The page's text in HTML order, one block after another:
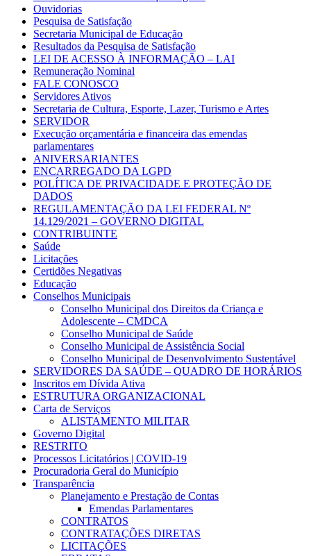
Ouvidorias
Pesquisa de Satisfação
Secretaria Municipal de Educação
Resultados da Pesquisa de Satisfação
LEI DE ACESSO À INFORMAÇÃO – LAI
Remuneração Nominal
FALE CONOSCO
Servidores Ativos
Secretaria de Cultura, Esporte, Lazer, Turismo e Artes
SERVIDOR
Execução orçamentária e financeira das emendas
parlamentares
ANIVERSARIANTES
ENCARREGADO DA LGPD
POLÍTICA DE PRIVACIDADE E PROTEÇÃO DE
DADOS
REGULAMENTAÇÃO DA LEI FEDERAL Nº
14.129/2021 – GOVERNO DIGITAL
CONTRIBUINTE
Saúde
Licitações
Certidões Negativas
Educação
Conselhos Municipais
Conselho Municipal dos Direitos da Criança e
Adolescente – CMDCA
Conselho Municipal de Saúde
Conselho Municipal de Assistência Social
Conselho Municipal de Desenvolvimento Sustentável
SERVIDORES DA SAÚDE – QUADRO DE HORÁRIOS
Inscritos em Dívida Ativa
ESTRUTURA ORGANIZACIONAL
Carta de Serviços
ALISTAMENTO MILITAR
Governo Digital
RESTRITO
Processos Licitatórios | COVID-19
Procuradoria Geral do Município
Transparência
Planejamento e Prestação de Contas
Emendas Parlamentares
CONTRATOS
CONTRATAÇÕES DIRETAS
LICITAÇÕES